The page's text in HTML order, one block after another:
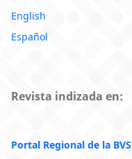
English
Español
Revista indizada en:
Portal Regional de la BVS